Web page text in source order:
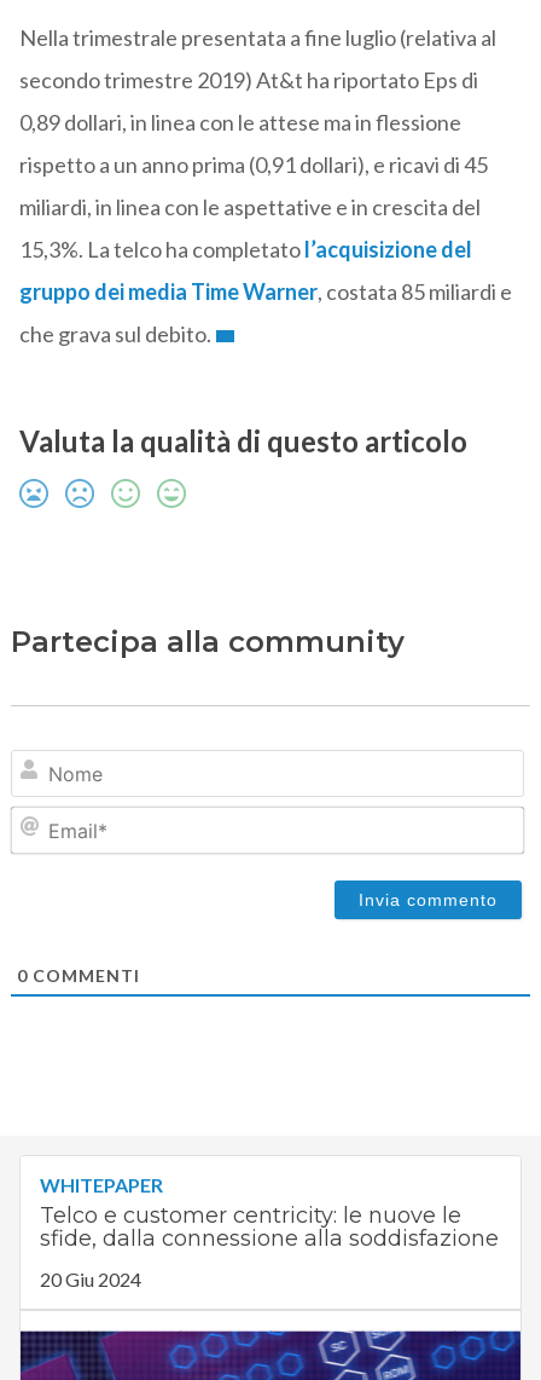
Nella trimestrale presentata a fine luglio (relativa al
secondo trimestre 2019) At&t ha riportato Eps di
0,89 dollari, in linea con le attese ma in flessione
rispetto a un anno prima (0,91 dollari), e ricavi di 45
miliardi, in linea con le aspettative e in crescita del
15,3%. La telco ha completatol’acquisizione del
gruppo dei media Time Warner, costata 85 miliardi e
che grava sul debito.
Valuta la qualità di questo articolo
Partecipa alla community
0COMMENTI
WHITEPAPER
Telco e customer centricity: le nuove le
sfide, dalla connessione alla soddisfazione
20 Giu 2024